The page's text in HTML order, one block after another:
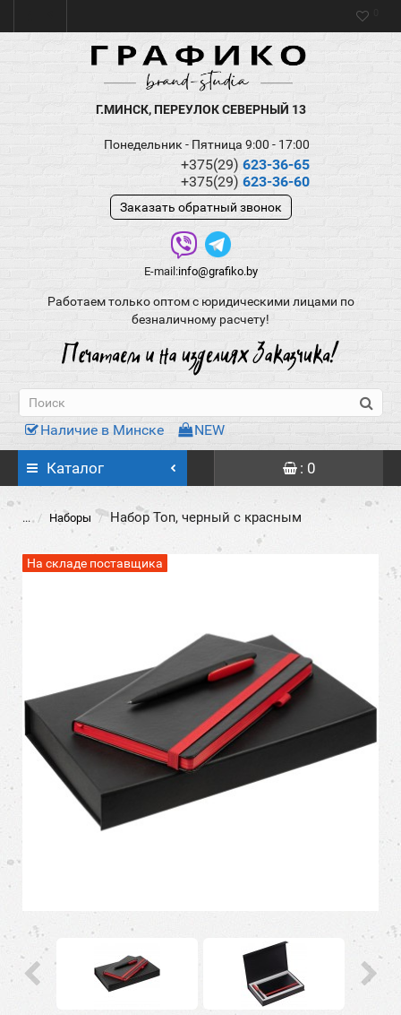
Г.МИНСК, ПЕРЕУЛОК СЕВЕРНЫЙ 13
Понедельник - Пятница 9:00 - 17:00
+375(29) 623-36-65
+375(29) 623-36-60
Заказать обратный звонок
E-mail:info@grafiko.by
Работаем только оптом с юридическими лицами по
безналичному расчету!
Наличие в Минске NEW
Каталог : 0
... Наборы Набор Ton, черный с красным
На складе поставщика